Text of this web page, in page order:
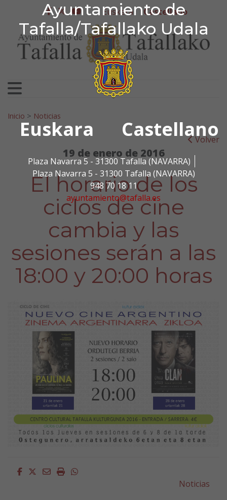
Ayuntamiento de
Tafalla/Tafallako Udala
Euskara Castellano
Plaza Navarra 5 - 31300 Tafalla (NAVARRA)
Plaza Navarra 5 - 31300 Tafalla (NAVARRA)
948 70 18 11
ayuntamiento@tafalla.es
Ir al contenido
Ayuntamiento de
facebook
twitter
youtube
Euskera Castellano
Search for:
Inicio > Noticias
Volver
19 de enero de 2016
El horario de los
ciclos de cine
cambia y las
sesiones serán a las
18:00 y 20:00 horas
Facebook
Twitter
EmailImprimirWhatsapp
Noticias